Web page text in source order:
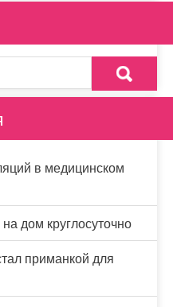
в медицинском
дом круглосуточно
приманкой для